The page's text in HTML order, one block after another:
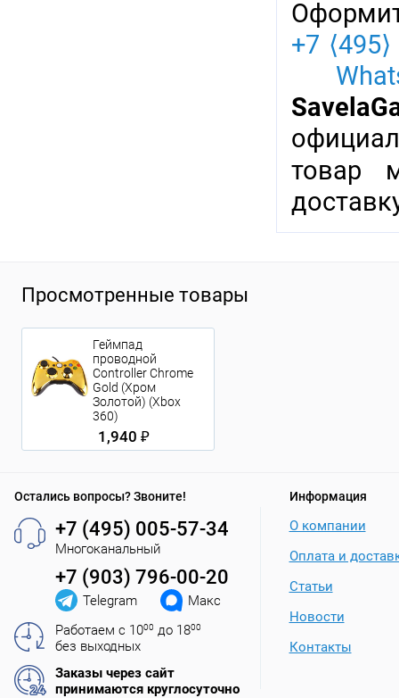
+7
товар
Просмотренные товары
Геймпад
проводной
Controller Chrome
Gold (Хром
Золотой) (Xbox
360)
1,940 ₽
Остались вопросы? Звоните!
+7 (495) 005-57-34
Многоканальный
+7 (903) 796-00-20
Telegram
Макс
Работаем с 1000 до 1800
без выходных
Заказы через сайт
принимаются круглосуточно
Информация
О компании
Оплата и
Статьи
Новости
Контакты